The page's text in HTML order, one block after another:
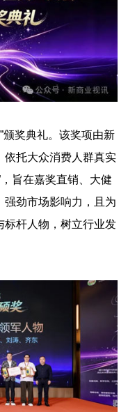
颁奖典礼。该奖项由新
依托大众消费人群真实
旨在嘉奖直销、大健
强劲市场影响力，且为
标杆人物，树立行业发